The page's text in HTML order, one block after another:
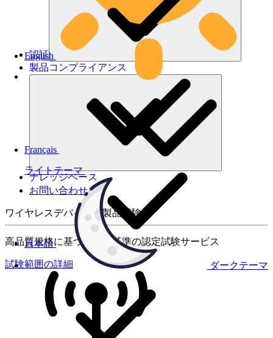
ライトテーマ
ダークテーマ
English
Français
日本語
認証
製品コンプライアンス
ナレッジベース
お問い合わせ
ワイヤレスデバイスの製品試験
高品質規格に基づく国際基準の認定試験サービス
試験範囲の詳細